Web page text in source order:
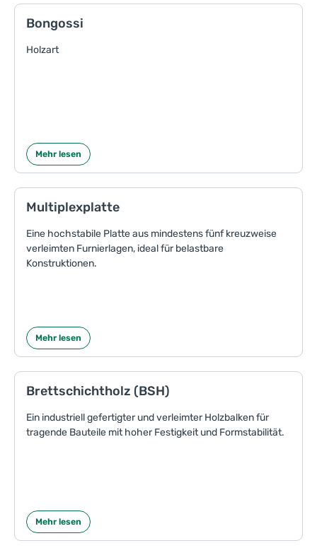
Bongossi
Holzart
Mehr lesen
Multiplexplatte
Eine hochstabile Platte aus mindestens fünf kreuzweise
verleimten Furnierlagen, ideal für belastbare
Konstruktionen.
Mehr lesen
Brettschichtholz (BSH)
Ein industriell gefertigter und verleimter Holzbalken für
tragende Bauteile mit hoher Festigkeit und Formstabilität.
Mehr lesen